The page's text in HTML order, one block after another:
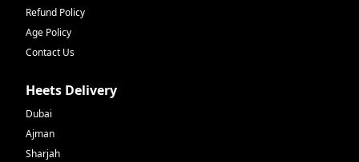
Refund Policy
Age Policy
Contact Us
Heets Delivery
Dubai
Ajman
Sharjah